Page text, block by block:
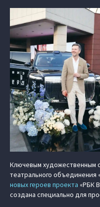
Ключевым художественным
театрального
новых героев проекта «РБК
создана специально для